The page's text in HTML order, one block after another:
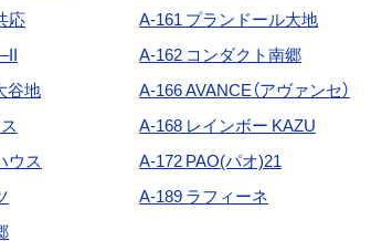
応
谷地
ウス
A-161 プランドール大地
A-162 コンダクト南郷
A-166 AVANCE（アヴァンセ）
A-168 レインボー KAZU
A-172PAO(パオ)21
A-189 ラフィーネ